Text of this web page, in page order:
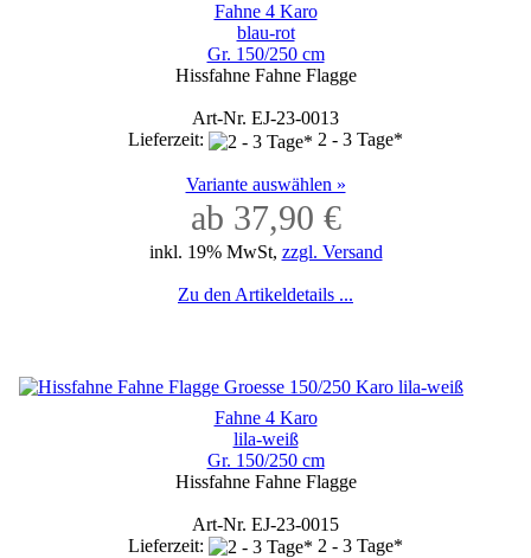
Fahne 4 Karo
blau-rot
Gr. 150/250 cm
Hissfahne Fahne Flagge
Art-Nr. EJ-23-0013
Lieferzeit:
2 - 3 Tage*
Variante auswählen »
ab 37,90 €
inkl. 19% MwSt, zzgl. Versand
Zu den Artikeldetails ...
Fahne 4 Karo
lila-weiß
Gr. 150/250 cm
Hissfahne Fahne Flagge
Art-Nr. EJ-23-0015
Lieferzeit:
2 - 3 Tage*